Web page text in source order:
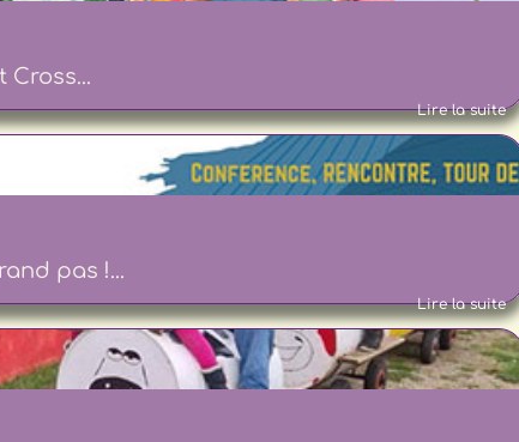
Cross...
Lire la suite
pas !...
Lire la suite